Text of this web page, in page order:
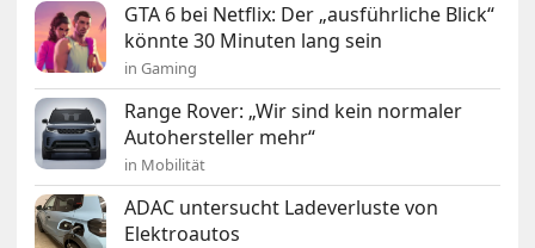
GTA 6 bei Netflix: Der „ausführliche Blick“
könnte 30 Minuten lang sein
in Gaming
Range Rover: „Wir sind kein normaler
Autohersteller mehr“
in Mobilität
ADAC untersucht Ladeverluste von
Elektroautos